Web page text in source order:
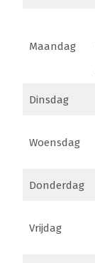
Maandag
Dinsdag
Woensdag
Donderdag
Vrijdag